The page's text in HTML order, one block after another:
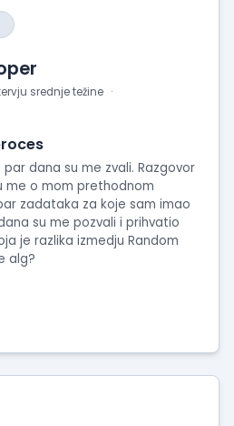
srednje težine
dana su me zvali. Razgovor
me o mom prethodnom
zadataka za koje sam imao
su me pozvali i prihvatio
je razlika izmedju Random
alg?